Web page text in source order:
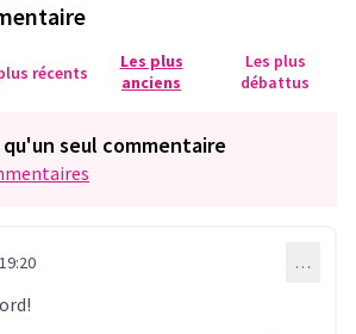
récents
Les plus
anciens
Les plus
débattus
seul commentaire
…